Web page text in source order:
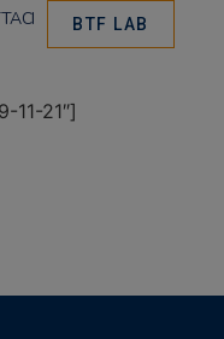
BTF LAB
11-21″]